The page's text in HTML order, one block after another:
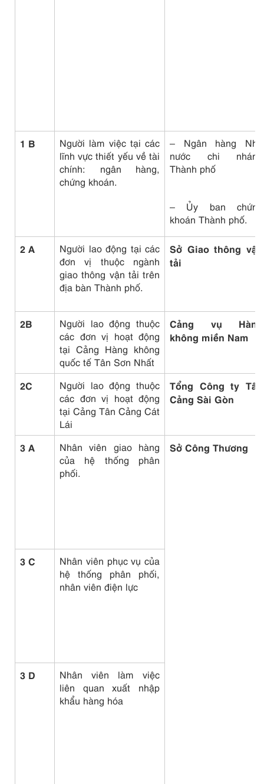
1 B
Người làm việc tại các
lĩnh vực thiết yếu về tài
chính: ngân hàng,
chứng khoán.
– Ngân hàng Nhà
nước chi nhánh
Thành phố
– Ủy ban chứng
khoán Thành phố.
2 A
Người lao động tại các
đơn vị thuộc ngành
giao thông vận tải trên
địa bàn Thành phố.
Sở Giao thông vận
tải
2B
Người lao động thuộc
các đơn vị hoạt động
tại Cảng Hàng không
quốc tế Tân Sơn Nhất
Cảng vụ Hàng
không miền Nam
2C
Người lao động thuộc
các đơn vị hoạt động
tại Cảng Tân Cảng Cát
Lái
Tổng Công ty Tân
Cảng Sài Gòn
3 A
Nhân viên giao hàng
của hệ thống phân
phối.
Sở Công Thương
3 C
Nhân viên phục vụ của
hệ thống phân phối,
nhân viên điện lực
3 D
Nhân viên làm việc
liên quan xuất nhập
khẩu hàng hóa